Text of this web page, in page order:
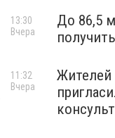
До 86,5
13:30
Вчера
11:32
Вчера